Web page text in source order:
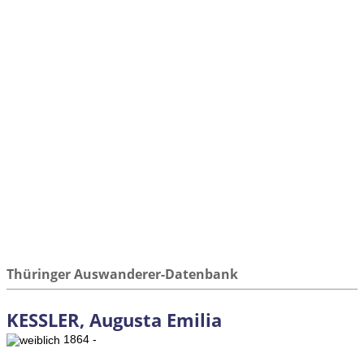
Thüringer Auswanderer-Datenbank
KESSLER, Augusta Emilia
1864 -